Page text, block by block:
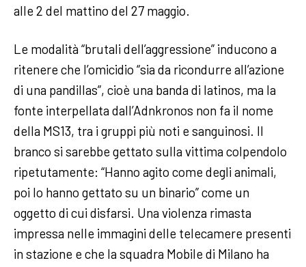
alle 2 del mattino del 27 maggio.
Le modalità “brutali dell’aggressione” inducono a
ritenere che l’omicidio “sia da ricondurre all’azione
di una pandillas”, cioè una banda di latinos, ma la
fonte interpellata dall’Adnkronos non fa il nome
della MS13, tra i gruppi più noti e sanguinosi. Il
branco si sarebbe gettato sulla vittima colpendolo
ripetutamente: “Hanno agito come degli animali,
poi lo hanno gettato su un binario” come un
oggetto di cui disfarsi. Una violenza rimasta
impressa nelle immagini delle telecamere presenti
in stazione e che la squadra Mobile di Milano ha